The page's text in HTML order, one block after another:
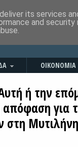
ΟΙΚΟΝΟΜΙΑ
ή την
απόφαση για
στη Μυτιλήνη
its services
and